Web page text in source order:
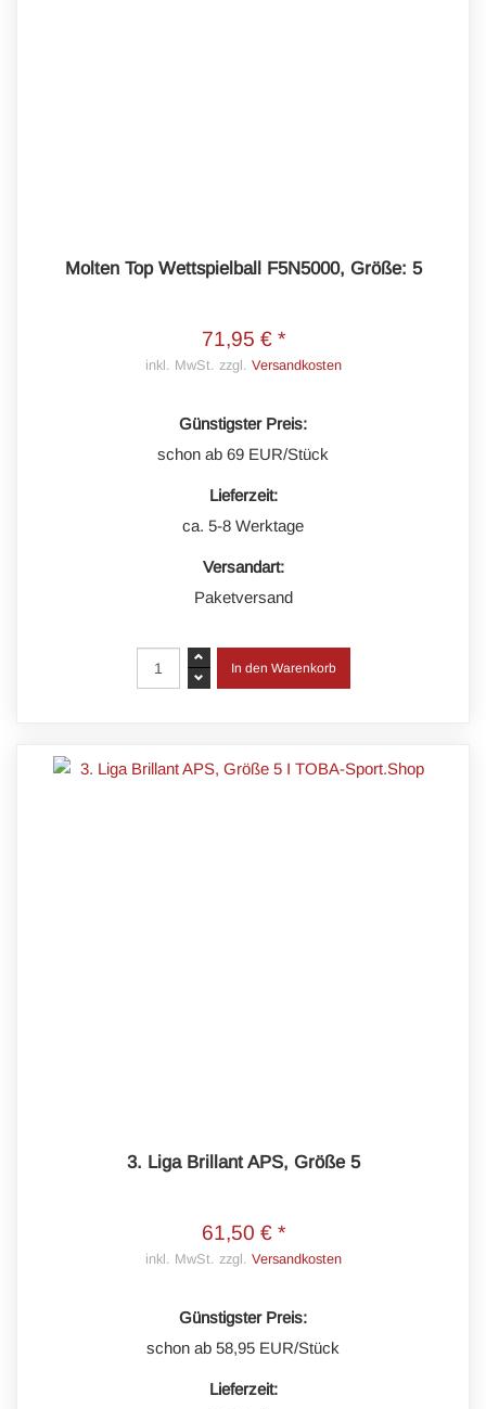
Molten Top Wettspielball F5N5000, Größe: 5
71,95 € *
inkl. MwSt. zzgl. Versandkosten
Günstigster Preis:
schon ab 69 EUR/Stück
Lieferzeit:
ca. 5-8 Werktage
Versandart:
Paketversand
3. Liga Brillant APS, Größe 5
61,50 € *
inkl. MwSt. zzgl. Versandkosten
Günstigster Preis:
schon ab 58,95 EUR/Stück
Lieferzeit: